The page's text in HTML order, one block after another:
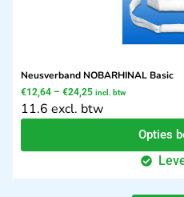
Neusverband NOBARHINAL Basic
€12,64 – €24,25 incl. btw
11.6 excl. btw
Opties